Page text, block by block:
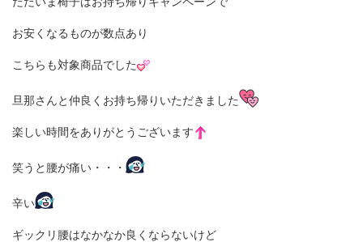
お安くなるものが数点あり
こちらも対象商品でした
旦那さんと仲良くお持ち帰りいただきました
楽しい時間をありがとうございます
笑うと腰が痛い・・・
辛い
ギックリ腰はなかなか良くならないけど